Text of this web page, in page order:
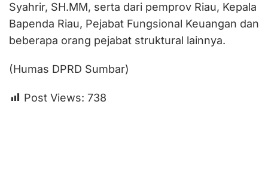
Syahrir, SH.MM, serta dari pemprov Riau, Kepala
Bapenda Riau, Pejabat Fungsional Keuangan dan
beberapa orang pejabat struktural lainnya.
(Humas DPRD Sumbar)
Post Views: 738